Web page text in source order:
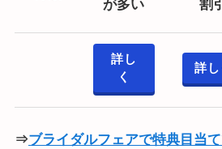
が多い
割引
詳し
く
詳し
⇒ブライダルフェアで特典目当